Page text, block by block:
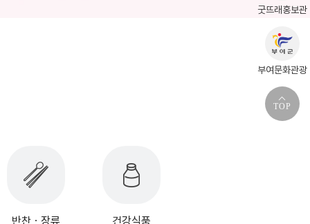
굿뜨래홍보관
부여문화관광
TOP
반찬ㆍ장류 건강식품